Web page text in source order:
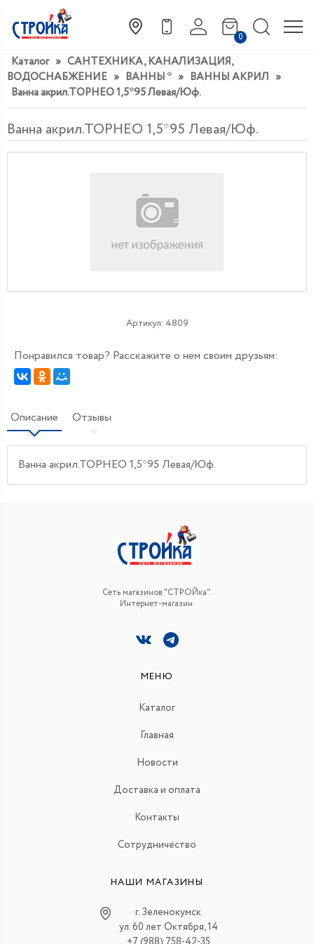
0
Каталог » САНТЕХНИКА, КАНАЛИЗАЦИЯ,
ВОДОСНАБЖЕНИЕ » ВАННЫ * » ВАННЫ АКРИЛ »
Ванна акрил.ТОРНЕО 1,5*95 Левая/Юф.
Ванна акрил.ТОРНЕО 1,5*95 Левая/Юф.
Артикул: 4809
Понравился товар? Расскажите о нем своим друзьям:
Описание Отзывы
Ванна акрил.ТОРНЕО 1,5*95 Левая/Юф.
Сеть магазинов "СТРОЙка".
Интернет-магазин.
МЕНЮ
Каталог
Главная
Новости
Доставка и оплата
Контакты
Сотрудничество
НАШИ МАГАЗИНЫ
г. Зеленокумск
ул. 60 лет Октября, 14